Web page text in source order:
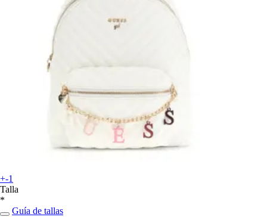
+-1
Talla
*
Guía de tallas